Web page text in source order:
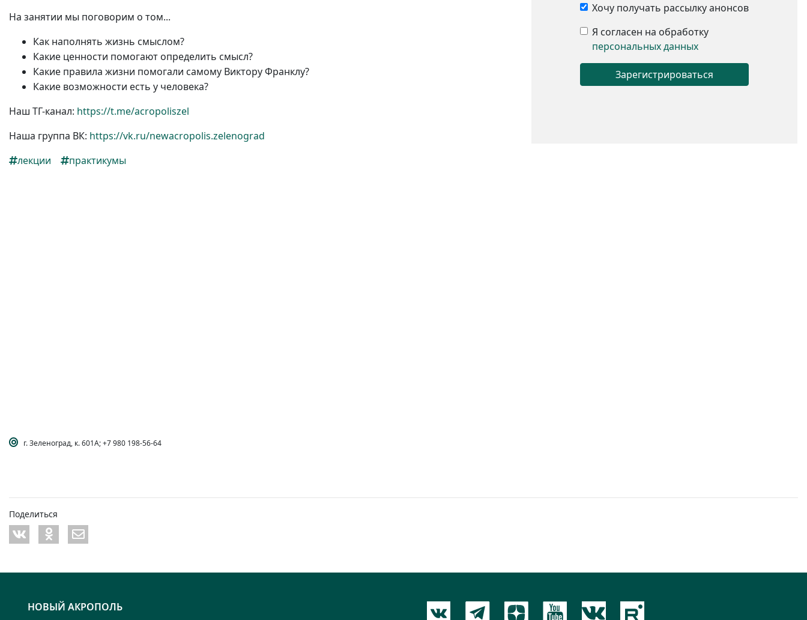
На занятии мы поговорим о том...
Как наполнять жизнь смыслом?
Какие ценности помогают определить смысл?
Какие правила жизни помогали самому Виктору Франклу?
Какие возможности есть у человека?
Наш ТГ-канал: https://t.me/acropoliszel
Наша группа ВК: https://vk.ru/newacropolis.zelenograd
лекции
практикумы
Хочу получать рассылку анонсов
Я согласен на обработку
персональных данных
г. Зеленоград, к. 601А; +7 980 198-56-64
Поделиться
НОВЫЙ АКРОПОЛЬ